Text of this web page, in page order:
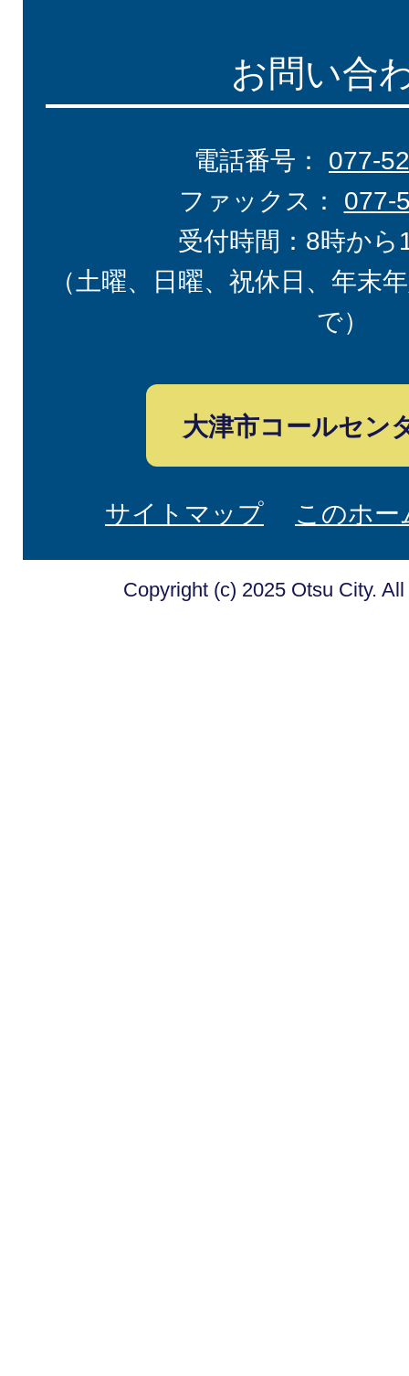
お問い合
電話番号： 077-
ファックス： 077-
受付時間：8時から
（土曜、日曜、祝休日、年末
で）
大津市コールセン
サイトマップ このホ
Copyright (c) 2025 Otsu City.